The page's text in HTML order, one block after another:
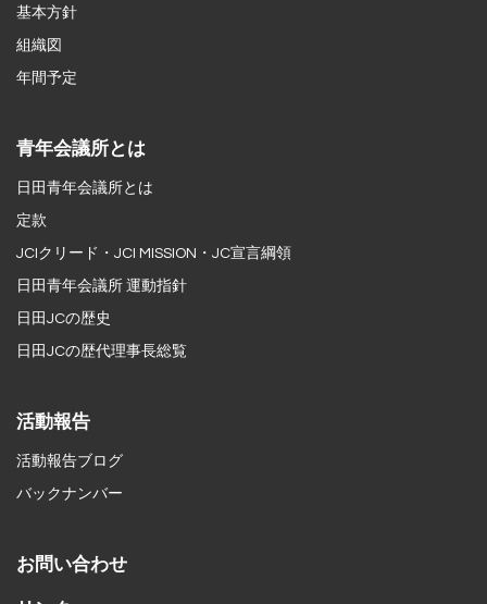
基本方針
組織図
年間予定
青年会議所とは
日田青年会議所とは
定款
JCIクリード・JCI MISSION・JC宣言綱領
日田青年会議所 運動指針
日田JCの歴史
日田JCの歴代理事長総覧
活動報告
活動報告ブログ
バックナンバー
お問い合わせ